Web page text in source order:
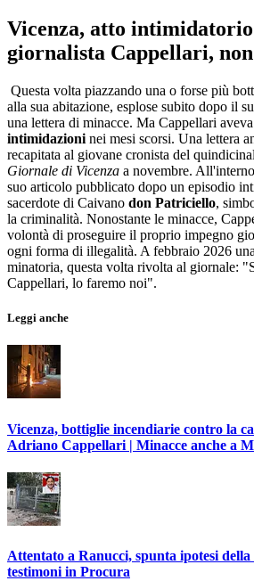
Vicenza, atto
giornalista Cappellari,
Questa volta piazzando una o forse più
alla sua abitazione, esplose subito dopo il
una lettera di minacce. Ma Cappellari
intimidazioni nei mesi scorsi. Una lettera
recapitata al giovane cronista del
Giornale di Vicenza a novembre.
suo articolo pubblicato dopo un episodio
sacerdote di Caivano don Patriciello,
la criminalità. Nonostante le minacce,
volontà di proseguire il proprio impegno
ogni forma di illegalità. A febbraio 2026
minatoria, questa volta rivolta al giornale:
Cappellari, lo faremo noi".
Leggi anche
Vicenza, bottiglie incendiarie contro la
Adriano Cappellari | Minacce anche a
Attentato a Ranucci, spunta ipotesi
testimoni in Procura